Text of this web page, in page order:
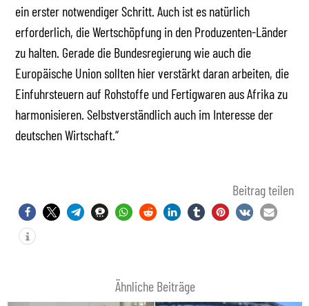
ein erster notwendiger Schritt. Auch ist es natürlich
erforderlich, die Wertschöpfung in den Produzenten-Länder
zu halten. Gerade die Bundesregierung wie auch die
Europäische Union sollten hier verstärkt daran arbeiten, die
Einfuhrsteuern auf Rohstoffe und Fertigwaren aus Afrika zu
harmonisieren. Selbstverständlich auch im Interesse der
deutschen Wirtschaft.“
Beitrag teilen
Ähnliche Beiträge